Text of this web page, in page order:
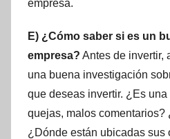
empresa.
E) ¿Cómo saber si es un
empresa? Antes de invertir,
una buena investigación
que deseas invertir. ¿Es
quejas, malos comentarios?
¿Dónde están ubicadas sus